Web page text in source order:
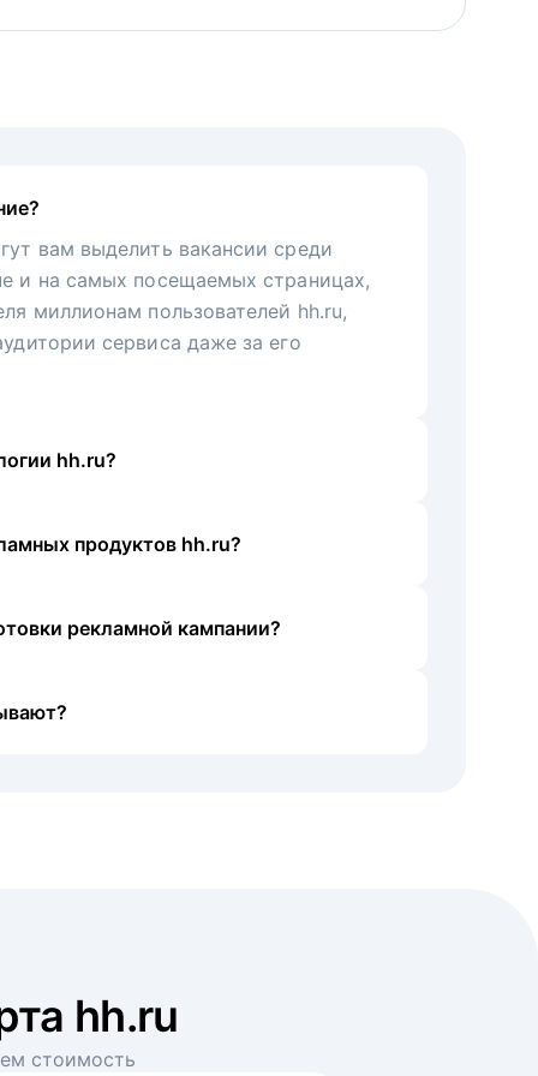
вам выделить вакансии среди
и на самых посещаемых страницах,
миллионам пользователей hh.ru,
сервиса даже за его
hh.ru?
продуктов hh.ru?
рекламной кампании?
hh.ru
стоимость